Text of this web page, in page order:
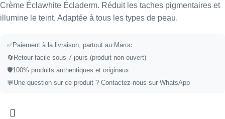
Crème Éclawhite Écladerm. Réduit les taches pigmentaires et
illumine le teint. Adaptée à tous les types de peau.
✅Paiement à la livraison, partout au Maroc
🔄Retour facile sous 7 jours (produit non ouvert)
🛡️100% produits authentiques et originaux
💬Une question sur ce produit ? Contactez-nous sur WhatsApp